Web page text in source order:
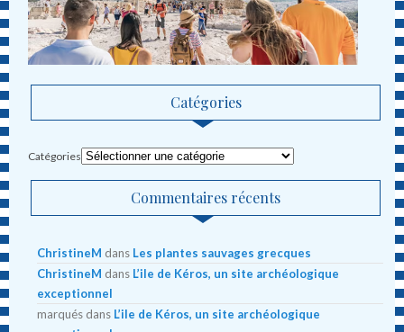
Catégories
Catégories
Commentaires récents
ChristineM dans Les plantes sauvages grecques
ChristineM dans L’ile de Kéros, un site archéologique
exceptionnel
marqués dans L’ile de Kéros, un site archéologique